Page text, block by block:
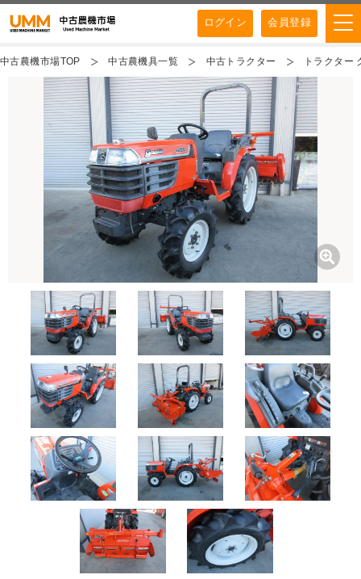
ログイン 会員登録
中古農機市場TOP 中古農機具一覧 中古トラクター トラクター